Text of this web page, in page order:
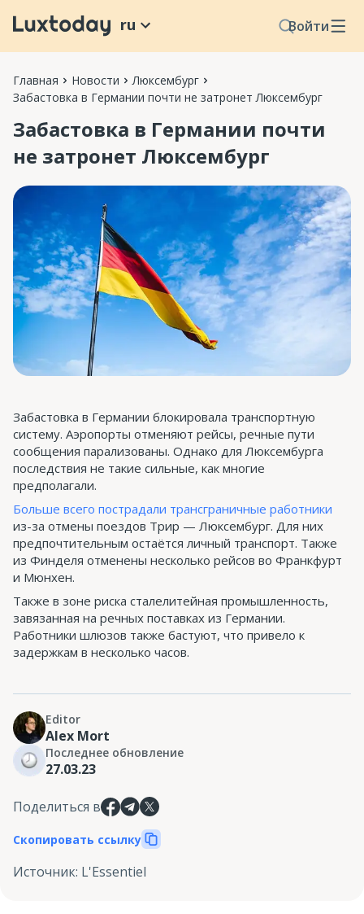
Войти
ru
Главная Новости
Люксембург
Забастовка в Германии почти не затронет Люксембург
Забастовка в Германии почти
не затронет Люксембург
Забастовка в Германии блокировала транспортную
систему. Аэропорты отменяют рейсы, речные пути
сообщения парализованы. Однако для Люксембурга
последствия не такие сильные, как многие
предполагали.
Больше всего пострадали трансграничные работники
из-за отмены поездов Трир — Люксембург. Для них
предпочтительным остаётся личный транспорт. Также
из Финделя отменены несколько рейсов во Франкфурт
и Мюнхен.
Также в зоне риска сталелитейная промышленность,
завязанная на речных поставках из Германии.
Работники шлюзов также бастуют, что привело к
задержкам в несколько часов.
Editor
Alex Mort
Последнее обновление
27.03.23
Поделиться в
Скопировать ссылку
Источник: L'Essentiel